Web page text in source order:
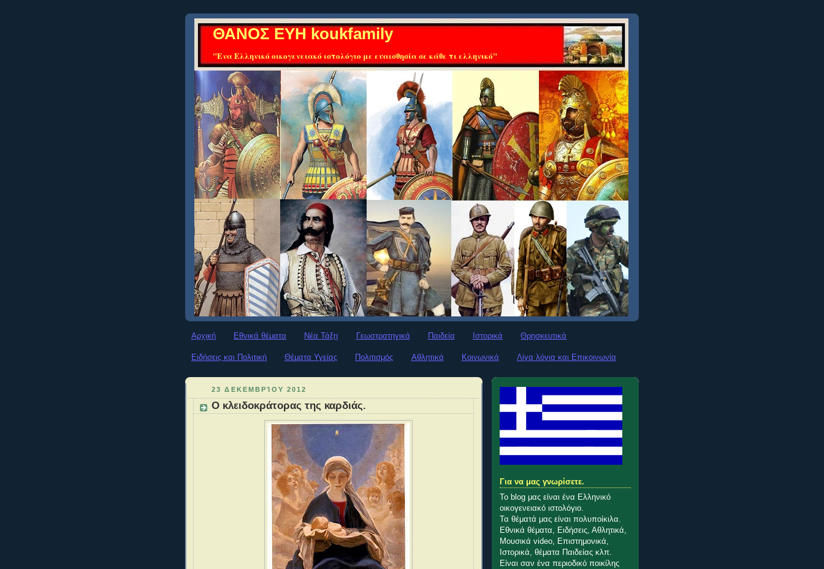
ΘΑΝΟΣ ΕΥΗ koukfamily
"Ενα Ελληνικό οικογενειακό ιστολόγιο με ευαισθησία σε κάθε τι ελληνικό"
Αρχική Εθνικά θέματα Νέα Τάξη Γεωστρατηγικά Παιδεία Ιστορικά Θρησκευτικά
Ειδήσεις και Πολιτική Θέματα Υγείας Πολιτισμός Αθλητικά Κοινωνικά Λίγα λόγια και Επικοινωνία
23 ΔΕΚΕΜΒΡΊΟΥ 2012
Ο κλειδοκράτορας της καρδιάς.
Για να μας γνωρίσετε.
Το blog μας είναι ένα Ελληνικό
οικογενειακό ιστολόγιο.
Τα θέματά μας είναι πολυποίκιλα.
Εθνικά θέματα, Ειδήσεις, Αθλητικά,
Μουσικά video, Επιστημονικά,
Ιστορικά, θέματα Παιδείας κλπ.
Είναι σαν ένα περιοδικό ποικίλης